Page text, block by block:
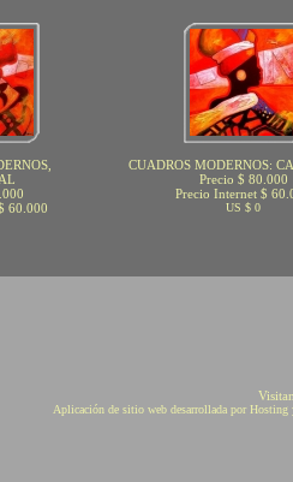
60.000
CUADROS MODERNOS:
Precio $ 80.000
Precio Internet $
US $ 0
Aplicación de sitio web desarrollada por